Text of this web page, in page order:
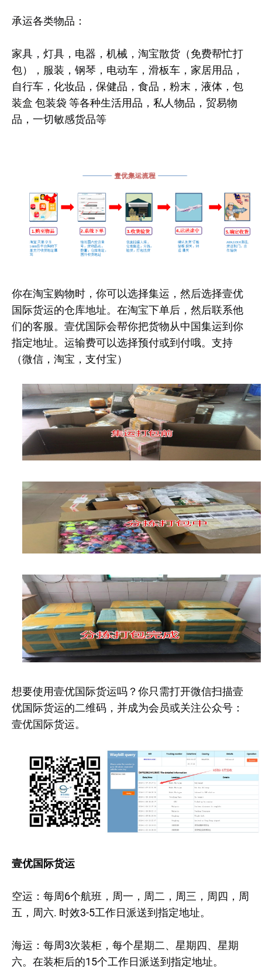
承运各类物品：
家具，灯具，电器，机械，淘宝散货（免费帮忙打
包），服装，钢琴，电动车，滑板车，家居用品，
自行车，化妆品，保健品，食品，粉末，液体，包
装盒 包装袋 等各种生活用品，私人物品，贸易物
品，一切敏感货品等
你在淘宝购物时，你可以选择集运，然后选择壹优
国际货运的仓库地址。在淘宝下单后，然后联系他
们的客服。壹优国际会帮你把货物从中国集运到你
指定地址。运输费可以选择预付或到付哦。支持
（微信，淘宝，支付宝）
想要使用壹优国际货运吗？你只需打开微信扫描壹
优国际货运的二维码，并成为会员或关注公众号：
壹优国际货运。
壹优国际货运
空运：每周6个航班，周一，周二，周三，周四，周
五，周六. 时效3-5工作日派送到指定地址。
海运：每周3次装柜，每个星期二、星期四、星期
六。在装柜后的15个工作日派送到指定地址。